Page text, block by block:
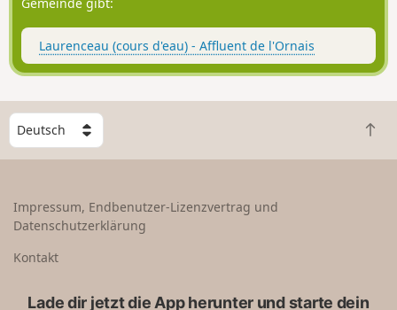
Laurenceau (cours d'eau) - Affluent de l'Ornais
W
ä
h
e
n
Z
u
Impressum, Endbenutzer-Lizenzvertrag und
Datenschutzerklärung
Kontakt
Lade dir jetzt die App herunter und starte dein